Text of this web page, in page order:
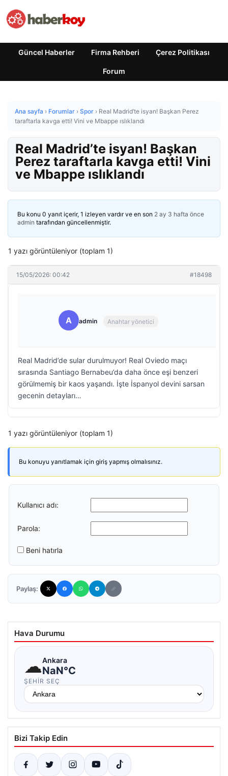
Güncel Haberler Firma Rehberi Çerez Politikası
Forum
Ana sayfa › Forumlar › Spor › Real Madrid’te isyan! Başkan Perez
taraftarla kavga etti! Vini ve Mbappe ıslıklandı
Real Madrid’te isyan! Başkan
Perez taraftarla kavga etti! Vini
ve Mbappe ıslıklandı
Bu konu 0 yanıt içerir, 1 izleyen vardır ve en son 2 ay 3 hafta önce
admin tarafından güncellenmiştir.
1 yazı görüntüleniyor (toplam 1)
15/05/2026: 00:42 #18498
A admin Anahtar yönetici
Real Madrid’de sular durulmuyor! Real Oviedo maçı
sırasında Santiago Bernabeu’da daha önce eşi benzeri
görülmemiş bir kaos yaşandı. İşte İspanyol devini sarsan
gecenin detayları…
1 yazı görüntüleniyor (toplam 1)
Bu konuyu yanıtlamak için giriş yapmış olmalısınız.
Kullanıcı adı:
Parola:
Beni hatırla
Paylaş:
Hava Durumu
☁Ankara
NaN°C
ŞEHIR SEÇ
Bizi Takip Edin